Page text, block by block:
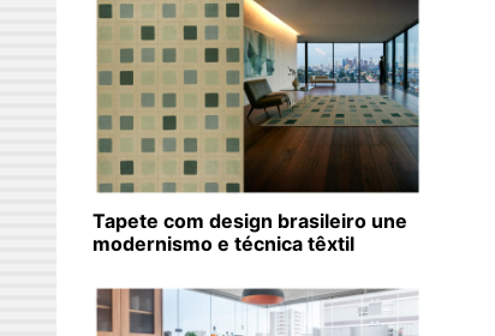
Tapete com design brasileiro une
modernismo e técnica têxtil